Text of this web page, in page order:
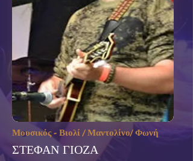
Μουσικός - Βιολί / Μαντολίνο/ Φωνή
ΣΤΕΦΑΝ ΓΙΟΖΑ